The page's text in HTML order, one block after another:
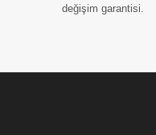
değişim garantisi.